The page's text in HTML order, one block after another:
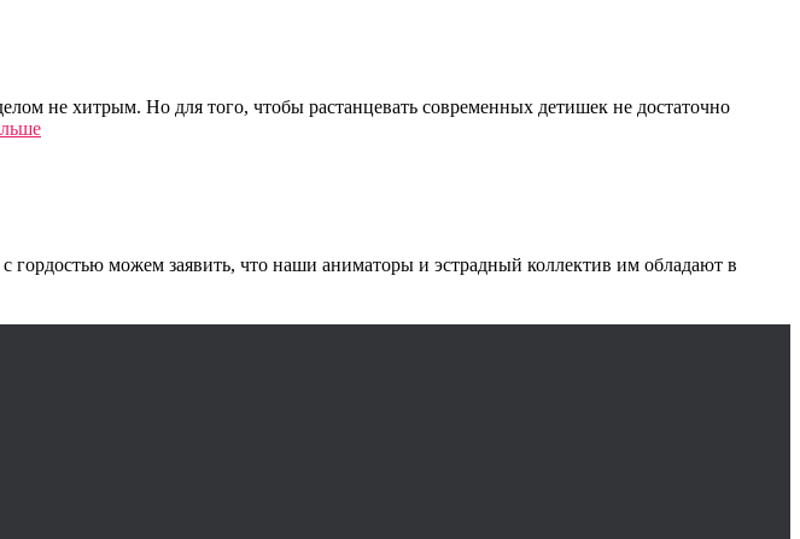
не хитрым. Но для того, чтобы растанцевать современных детишек не достаточно
можем заявить, что наши аниматоры и эстрадный коллектив им обладают в